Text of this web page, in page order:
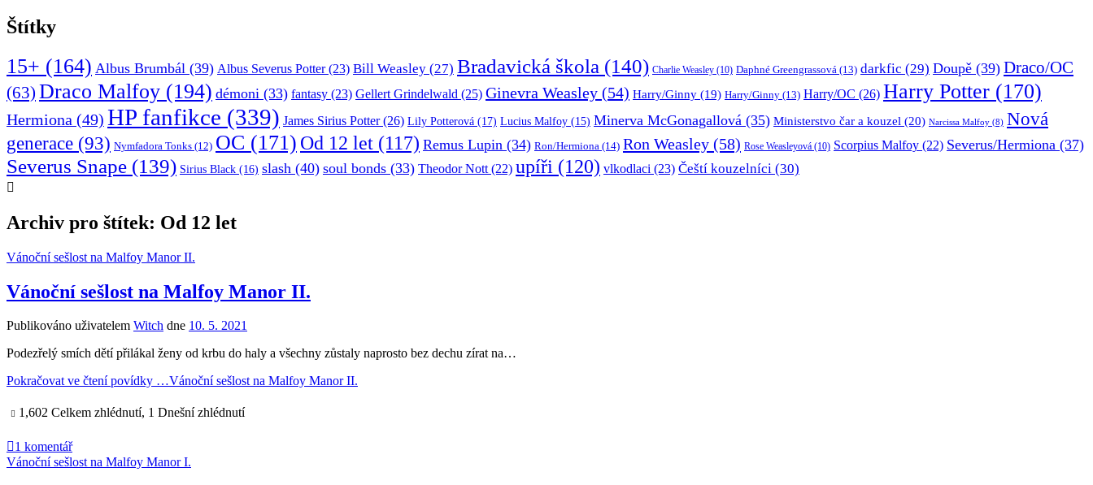
Štítky
15+ (164) Albus Brumbál (39) Albus Severus Potter(23) Bill Weasley (27) Bradavická škola (140) Charlie Weasley (10) Daphné Greengrassová (13) darkfic (29) Doupě (39) Draco/OC
(63) Draco Malfoy (194) démoni (33) fantasy (23) Gellert Grindelwald (25) Ginevra Weasley (54) Harry/Ginny (19) Harry/Ginny (13) Harry/OC (26) Harry Potter (170)
Hermiona (49) HP fanfikce (339) James Sirius Potter(26) Lily Potterová (17) Lucius Malfoy (15) Minerva McGonagallová (35) Ministerstvo čar a kouzel (20) Narcissa Malfoy (8) Nová
generace (93) Nymfadora Tonks (12) OC (171) Od 12 let (117) Remus Lupin (34) Ron/Hermiona (14) Ron Weasley (58) Rose Weasleyová (10) Scorpius Malfoy (22) Severus/Hermiona (37)
Severus Snape (139) Sirius Black (16) slash (40) soul bonds (33) Theodor Nott (22) upíři (120) vlkodlaci (23) Čeští kouzelníci (30)
Archiv pro štítek: Od 12 let
Vánoční sešlost na Malfoy Manor II.
Vánoční sešlost na Malfoy Manor II.
Publikováno uživatelem Witch dne 10. 5. 2021
Podezřelý smích dětí přilákal ženy od krbu do haly a všechny zůstaly naprosto bez dechu zírat na…
Pokračovat ve čtení povídky …Vánoční sešlost na Malfoy Manor II.
1,602 Celkem zhlédnutí, 1 Dnešní zhlédnutí
1 komentář
Vánoční sešlost na Malfoy Manor I.